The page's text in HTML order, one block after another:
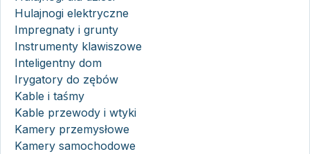
Hulajnogi elektryczne
Impregnaty i grunty
Instrumenty klawiszowe
Inteligentny dom
Irygatory do zębów
Kable i taśmy
Kable przewody i wtyki
Kamery przemysłowe
Kamery samochodowe